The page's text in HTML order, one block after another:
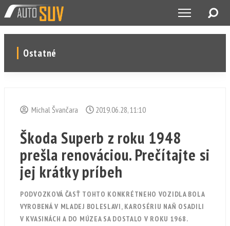
Ostatné
Michal Švančara 2019.06.28, 11:10
Škoda Superb z roku 1948
prešla renováciou. Prečítajte si
jej krátky príbeh
PODVOZKOVÁ ČASŤ TOHTO KONKRÉTNEHO VOZIDLA BOLA
VYROBENÁ V MLADEJ BOLESLAVI, KAROSÉRIU NAŇ OSADILI
V KVASINÁCH A DO MÚZEA SA DOSTALO V ROKU 1968.